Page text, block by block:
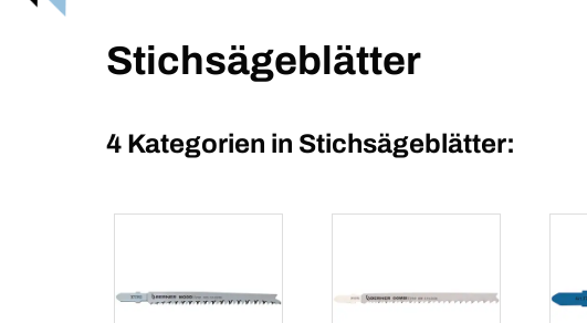
Stichsägeblätter
4 Kategorien in Stichsägeblätter: